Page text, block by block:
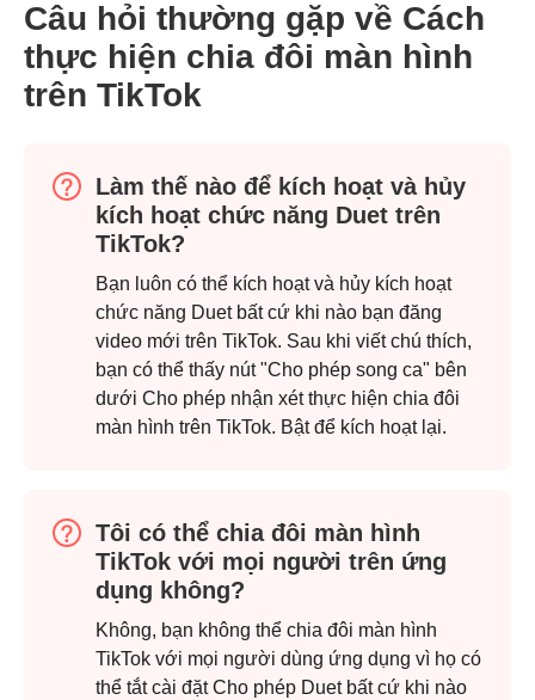
Bước 1.
Bước 3.
Câu hỏi thường gặp về Cách
thực hiện chia đôi màn hình
trên TikTok
Làm thế nào để kích hoạt và hủy
kích hoạt chức năng Duet trên
TikTok?
Bạn luôn có thể kích hoạt và hủy kích hoạt
chức năng Duet bất cứ khi nào bạn đăng
video mới trên TikTok. Sau khi viết chú thích,
bạn có thể thấy nút "Cho phép song ca" bên
dưới Cho phép nhận xét thực hiện chia đôi
màn hình trên TikTok. Bật để kích hoạt lại.
Tôi có thể chia đôi màn hình
TikTok với mọi người trên ứng
dụng không?
Không, bạn không thể chia đôi màn hình
TikTok với mọi người dùng ứng dụng vì họ có
thể tắt cài đặt Cho phép Duet bất cứ khi nào